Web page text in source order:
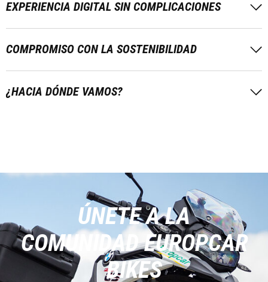
EXPERIENCIA DIGITAL SIN COMPLICACIONES
COMPROMISO CON LA SOSTENIBILIDAD
¿HACIA DÓNDE VAMOS?
ÚNETE A LA
COMUNIDAD EUROPCAR
BIKES